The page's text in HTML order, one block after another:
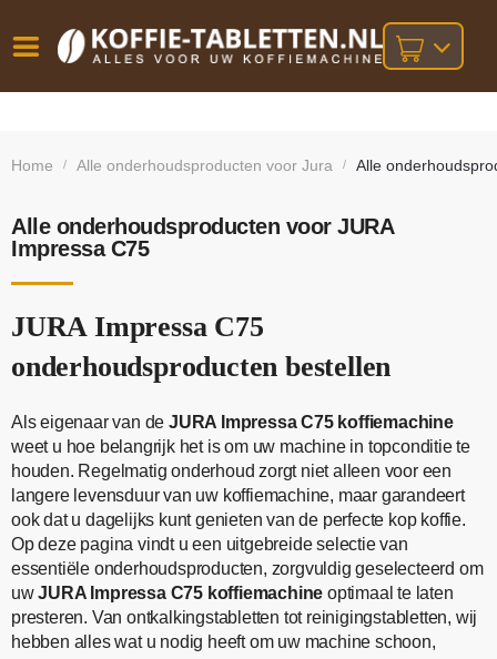
besteld,
bij orders
Home / Alle onderhoudsproducten voor Jura / Alle
Alle onderhoudsproducten voor JURA
Impressa C75
JURA Impressa C75
onderhoudsproducten bestellen
Als eigenaar van de JURA Impressa C75 koffiemachine
weet u hoe belangrijk het is om uw machine in topconditie te
houden. Regelmatig onderhoud zorgt niet alleen voor een
langere levensduur van uw koffiemachine, maar garandeert
ook dat u dagelijks kunt genieten van de perfecte kop koffie.
Op deze pagina vindt u een uitgebreide selectie van
essentiële onderhoudsproducten, zorgvuldig geselecteerd om
uwJURA Impressa C75 koffiemachine optimaal te laten
presteren. Van ontkalkingstabletten tot reinigingstabletten, wij
hebben alles wat u nodig heeft om uw machine schoon,